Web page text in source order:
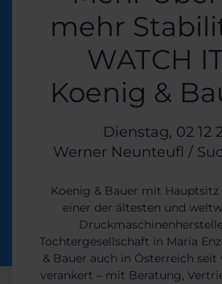
mehr
WATCH
Koenig &
Veröffentlicht
Dienstag, 02 12
Werner Neunteufl /
Koenig & Bauer mit
einer der ältesten und
Tochtergesellschaft in Maria
& Bauer auch in Österreich seit
verankert – mit Beratung,